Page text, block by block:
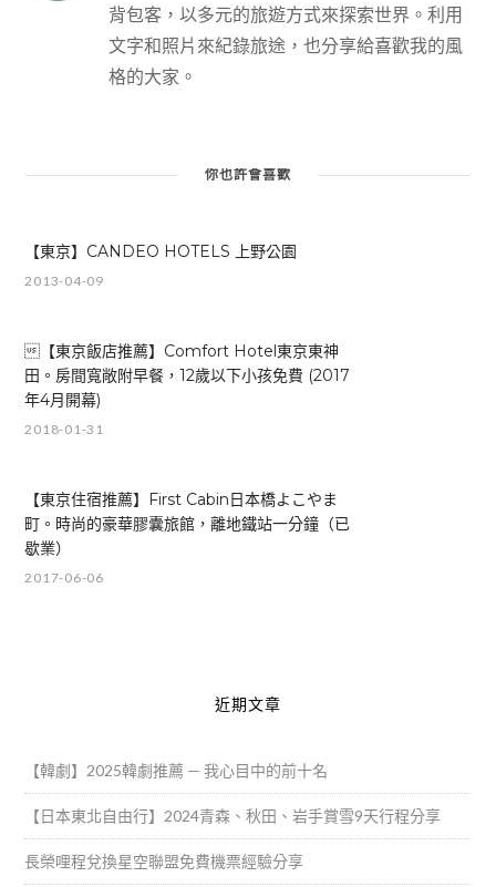
背包客，以多元的旅遊方式來探索世界。利用
文字和照片來紀錄旅途，也分享給喜歡我的風
格的大家。
你也許會喜歡
【東京】CANDEO HOTELS 上野公園
2013-04-09
【東京飯店推薦】Comfort Hotel東京東神
田。房間寬敞附早餐，12歲以下小孩免費 (2017
年4月開幕)
2018-01-31
【東京住宿推薦】First Cabin日本橋よこやま
町。時尚的豪華膠囊旅館，離地鐵站一分鐘（已
歇業）
2017-06-06
近期文章
【韓劇】2025韓劇推薦 — 我心目中的前十名
【日本東北自由行】2024青森、秋田、岩手賞雪9天行程分享
長榮哩程兌換星空聯盟免費機票經驗分享